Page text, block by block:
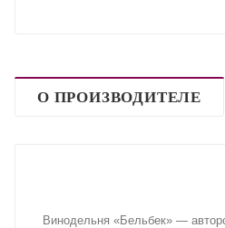
О ПРОИЗВОДИТЕЛЕ
Винодельня «Бельбек» —